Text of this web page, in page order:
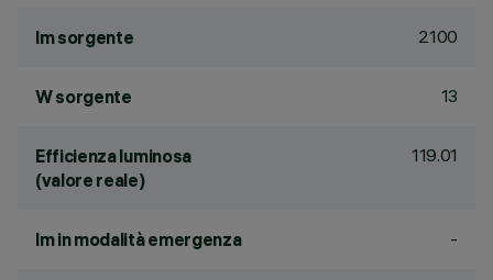
lm sorgente 2100
W sorgente 13
Efficienza luminosa
(valore reale)
119.01
lm in modalità emergenza -